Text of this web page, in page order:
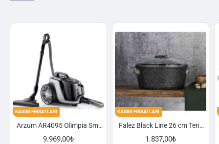
KASIM FIRSATLARI
Arzum AR4095 Olimpia Smart Cyclone Filtreli Süpürge - Füme
9.969,00₺
KASIM FIRSATLARI
Falez Black Line 26 cm Tencere
1.837,00₺